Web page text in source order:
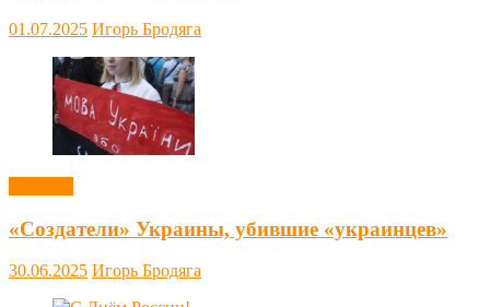
01.07.2025 Игорь Бродяга
«Создатели» Украины, убившие «украинцев»
30.06.2025 Игорь Бродяга